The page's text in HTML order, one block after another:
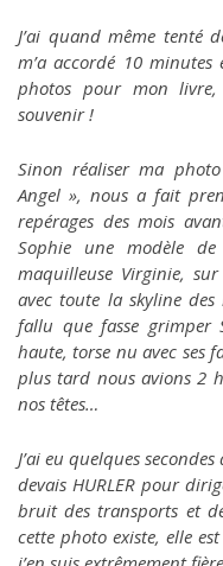
J’ai quand même tenté
m’a accordé 10 minutes
photos pour mon livre,
souvenir !
Sinon réaliser ma
Angel », nous a fait
repérages des mois
Sophie une modèle
maquilleuse Virginie,
avec toute la skyline
fallu que fasse grimper
haute, torse nu avec ses
plus tard nous avions 2
nos têtes…
J’ai eu quelques
devais HURLER pour
bruit des transports et
cette photo existe, elle